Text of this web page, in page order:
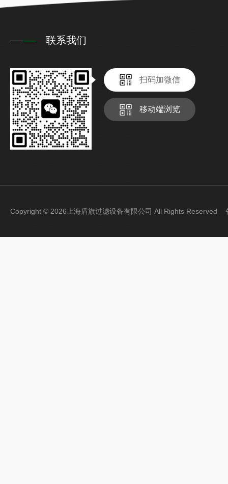
联系我们
扫码加微信
移动端浏览
Copyright © 2026上海盾旗过滤设备有限公司 All Rights Reserved